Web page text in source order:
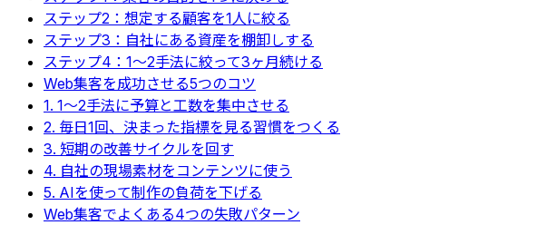
ステップ2：想定する顧客を1人に絞る
ステップ3：自社にある資産を棚卸しする
ステップ4：1〜2手法に絞って3ヶ月続ける
Web集客を成功させる5つのコツ
1. 1〜2手法に予算と工数を集中させる
2. 毎日1回、決まった指標を見る習慣をつくる
3. 短期の改善サイクルを回す
4. 自社の現場素材をコンテンツに使う
5. AIを使って制作の負荷を下げる
Web集客でよくある4つの失敗パターン